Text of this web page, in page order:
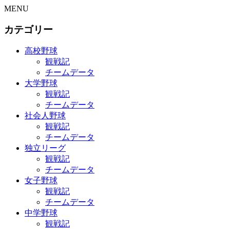
MENU
カテゴリー
高校野球
観戦記
チームデータ
大学野球
観戦記
チームデータ
社会人野球
観戦記
チームデータ
独立リーグ
観戦記
チームデータ
女子野球
観戦記
チームデータ
中学野球
観戦記